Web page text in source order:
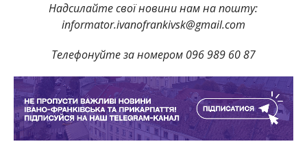
Надсилайте свої новини нам на пошту:
informator.ivanofrankivsk@gmail.com
Телефонуйте за номером 096 989 60 87